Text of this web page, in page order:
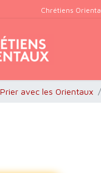
Chrétiens
Prier avec les Orientaux